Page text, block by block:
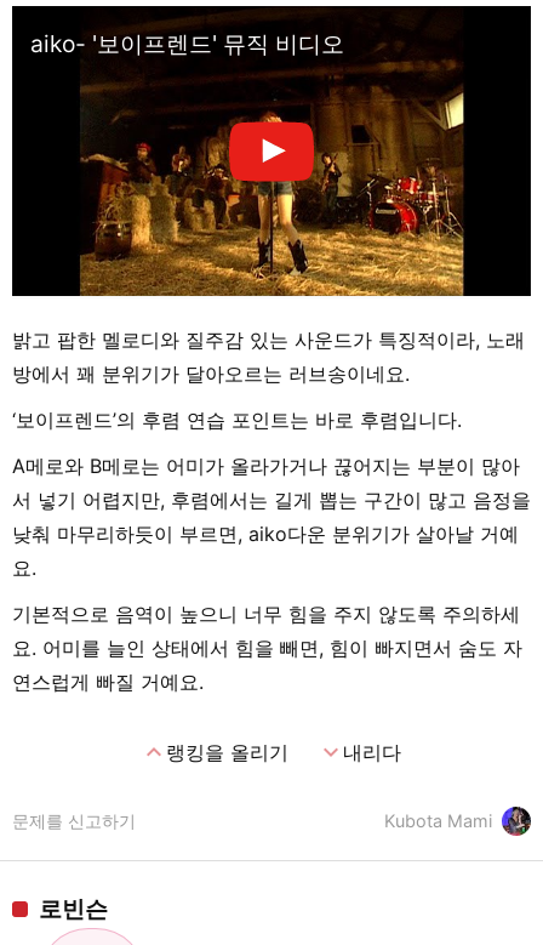
aiko- '보이프렌드' 뮤직 비디오
밝고 팝한 멜로디와 질주감 있는 사운드가 특징적이라, 노래
방에서 꽤 분위기가 달아오르는 러브송이네요.
‘보이프렌드’의 후렴 연습 포인트는 바로 후렴입니다.
A메로와 B메로는 어미가 올라가거나 끊어지는 부분이 많아
서 넣기 어렵지만, 후렴에서는 길게 뽑는 구간이 많고 음정을
낮춰 마무리하듯이 부르면, aiko다운 분위기가 살아날 거예
요.
기본적으로 음역이 높으니 너무 힘을 주지 않도록 주의하세
요. 어미를 늘인 상태에서 힘을 빼면, 힘이 빠지면서 숨도 자
연스럽게 빠질 거예요.
expand_less랭킹을 올리기 expand_more내리다
Kubota Mami
문제를 신고하기
로빈슨